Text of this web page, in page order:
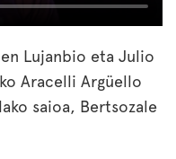
Lujanbio eta Julio
Aracelli Argüello
saioa, Bertsozale